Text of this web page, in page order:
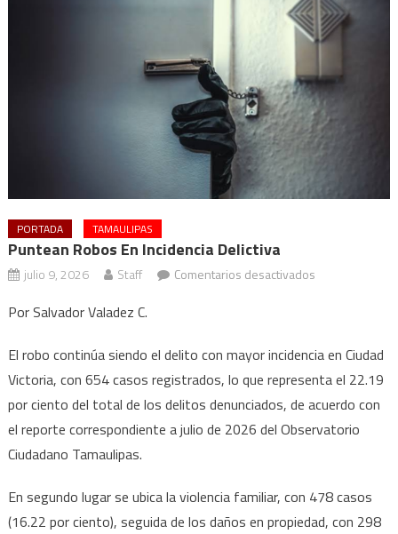
PORTADA TAMAULIPAS
Puntean Robos En Incidencia Delictiva
julio 9, 2026 Staff Comentarios desactivadosen
incidencia
delictiva
Por Salvador Valadez C.
El robo continúa siendo el delito con mayor incidencia en Ciudad
Victoria, con 654 casos registrados, lo que representa el 22.19
por ciento del total de los delitos denunciados, de acuerdo con
el reporte correspondiente a julio de 2026 del Observatorio
Ciudadano Tamaulipas.
En segundo lugar se ubica la violencia familiar, con 478 casos
(16.22 por ciento), seguida de los daños en propiedad, con 298